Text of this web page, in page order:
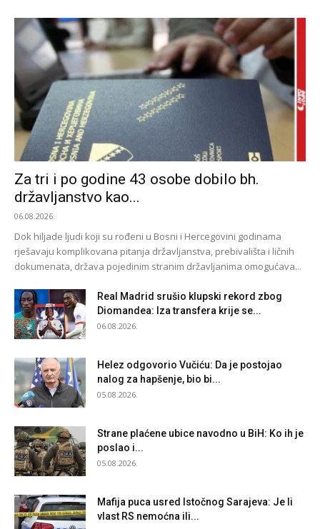
Za tri i po godine 43 osobe dobilo bh.
državljanstvo kao...
06.08.2026.
Dok hiljade ljudi koji su rođeni u Bosni i Hercegovini godinama
rješavaju komplikovana pitanja državljanstva, prebivališta i ličnih
dokumenata, država pojedinim stranim državljanima omogućava...
Real Madrid srušio klupski rekord zbog
Diomandea: Iza transfera krije se...
06.08.2026.
Helez odgovorio Vučiću: Da je postojao
nalog za hapšenje, bio bi...
05.08.2026.
Strane plaćene ubice navodno u BiH: Ko ih je
poslao i...
05.08.2026.
Mafija puca usred Istočnog Sarajeva: Je li
vlast RS nemoćna ili...